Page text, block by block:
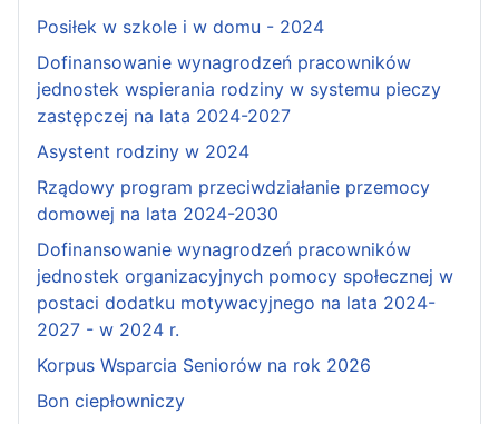
Posiłek w szkole i w domu - 2024
Dofinansowanie wynagrodzeń pracowników
jednostek wspierania rodziny w systemu pieczy
zastępczej na lata 2024-2027
Asystent rodziny w 2024
Rządowy program przeciwdziałanie przemocy
domowej na lata 2024-2030
Dofinansowanie wynagrodzeń pracowników
jednostek organizacyjnych pomocy społecznej w
postaci dodatku motywacyjnego na lata 2024-
2027 - w 2024 r.
Korpus Wsparcia Seniorów na rok 2026
Bon ciepłowniczy